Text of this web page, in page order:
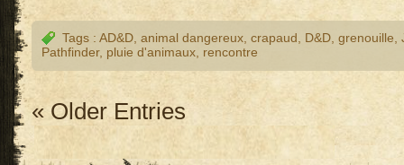
Tags : AD&D animal dangereux crapaud D&D grenouille
Pathfinder, pluie d'animaux, rencontre
« Older Entries